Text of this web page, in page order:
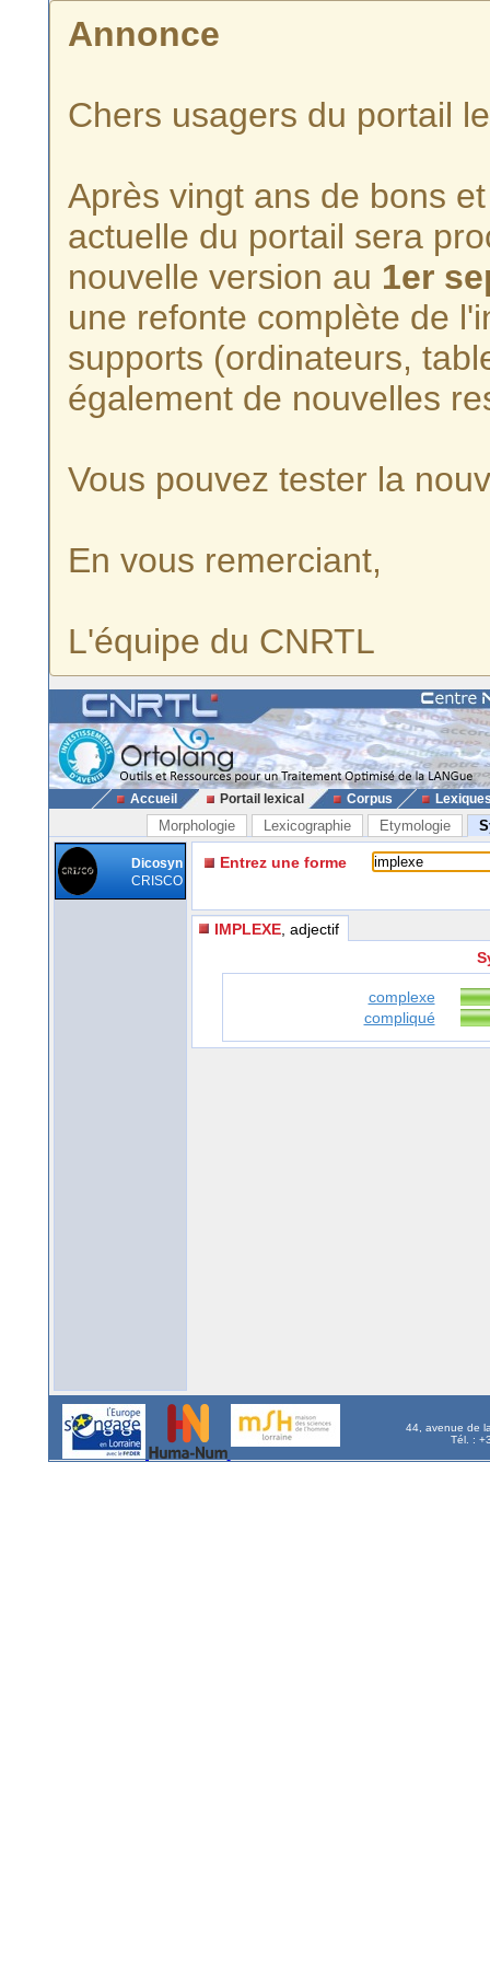
Annonce
Chers usagers du portail
Après vingt ans de bons
actuelle du portail sera
nouvelle version au 1er
une refonte complète de
supports (ordinateurs,
également de nouvelles
Vous pouvez tester la
En vous remerciant,
L'équipe du CNRTL
Accueil Portail lexical Corpus
Morphologie Lexicographie Etymologie
Dicosyn
CRISCO
Entrez une forme
IMPLEXE , adjectif
complexe
compliqué
44, avenue de
Tél. :